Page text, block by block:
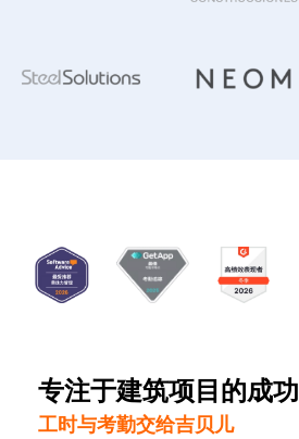
专注于建筑项目的成功
工时与考勤交给吉贝儿